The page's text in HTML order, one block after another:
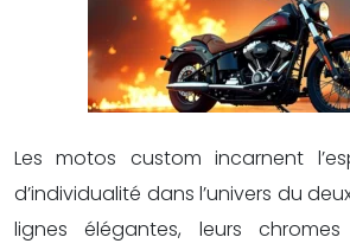
Les motos custom incarnent
d’individualité dans l’univers du
lignes élégantes, leurs